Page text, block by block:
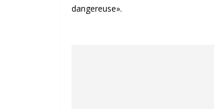
dangereuse».